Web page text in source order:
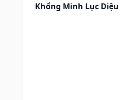
Khổng Minh Lục Diệu